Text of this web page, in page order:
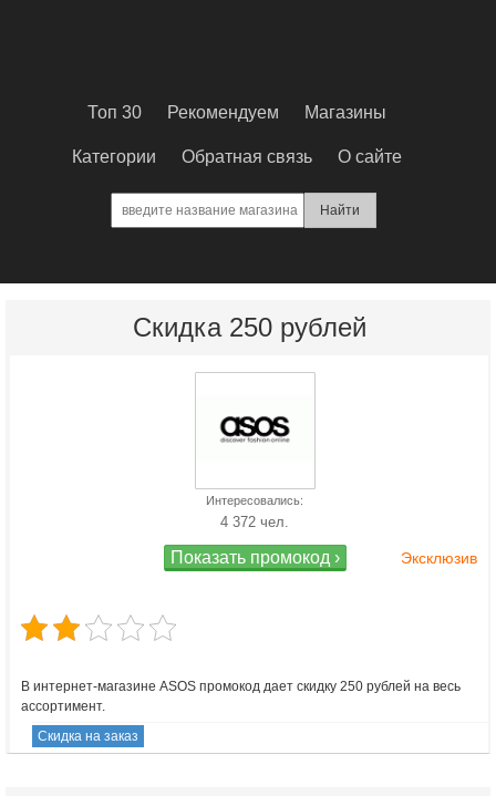
Топ 30 Рекомендуем Магазины
Категории Обратная связь О сайте
Скидка 250 рублей
Интересовались:
4 372 чел.
Показать промокод ›
В интернет-магазине ASOS промокод дает скидку 250 рублей на весь
ассортимент.
Скидка на заказ